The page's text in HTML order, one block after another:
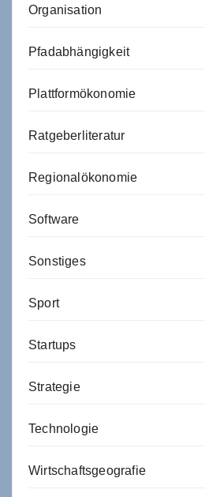
Organisation
Pfadabhängigkeit
Plattformökonomie
Ratgeberliteratur
Regionalökonomie
Software
Sonstiges
Sport
Startups
Strategie
Technologie
Wirtschaftsgeografie